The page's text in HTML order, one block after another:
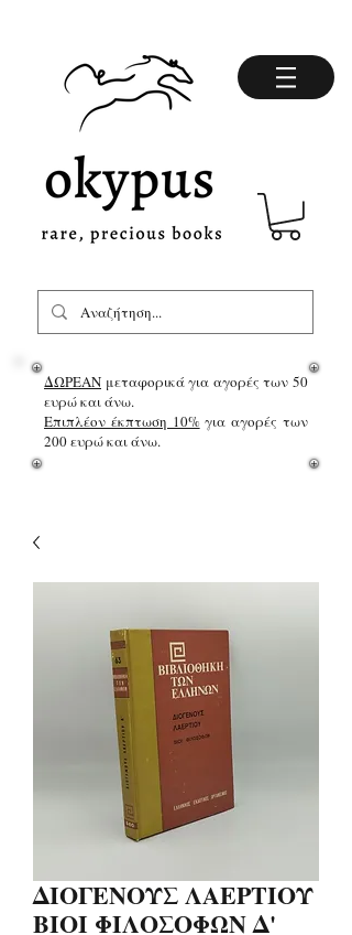
ΔΩΡΕΑΝ μεταφορικά για αγορές των 50
ευρώ και άνω.
Επιπλέον έκπτωση 10%για αγορές των
200 ευρώ και άνω.
ΔΙΟΓΕΝΟΥΣ ΛΑΕΡΤΙΟΥ
ΒΙΟΙ ΦΙΛΟΣΟΦΩΝ Δ'